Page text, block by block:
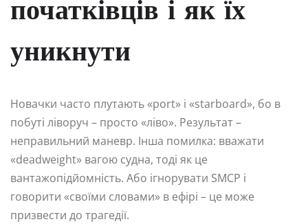
початківців і як їх
уникнути
Новачки часто плутають «port» і «starboard», бо в
побуті ліворуч – просто «ліво». Результат –
неправильний маневр. Інша помилка: вважати
«deadweight» вагою судна, тоді як це
вантажопідйомність. Або ігнорувати SMCP і
говорити «своїми словами» в ефірі – це може
призвести до трагедії.